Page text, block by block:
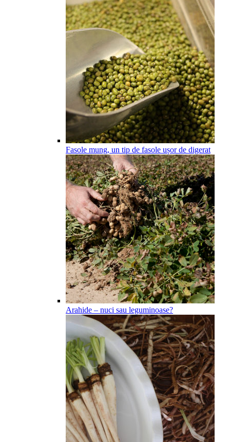
Fasole mung, un tip de fasole ușor de digerat
Arahide – nuci sau leguminoase?